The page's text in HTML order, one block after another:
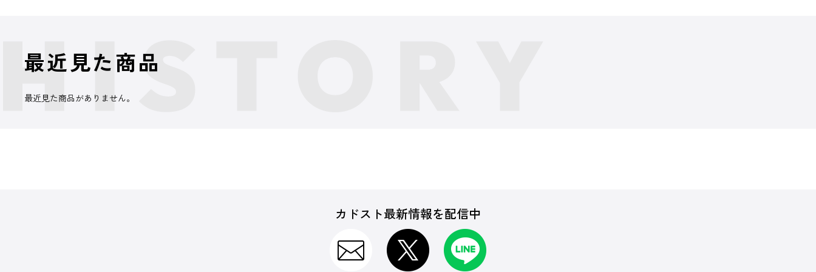
最近見た商品
最近見た商品がありません。
カドスト最新情報を配信中